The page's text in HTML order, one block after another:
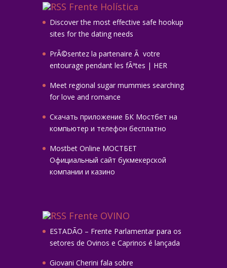
Frente Holística
Discover the most effective safe hookup
sites for the dating needs
PrÃ©sentez la partenaire Ã votre
entourage pendant les fÃªtes | HER
Meet regional sugar mummies searching
for love and romance
Скачать приложение БК Мостбет на
компьютер и телефон бесплатно
Mostbet Online МОСТБЕТ
Официальный сайт букмекерской
компании и казино
Frente OVINO
ESTADÃO – Frente Parlamentar para os
setores de Ovinos e Caprinos é lançada
Giovani Cherini fala sobre